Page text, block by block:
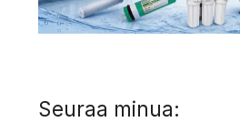
Seuraa minua: